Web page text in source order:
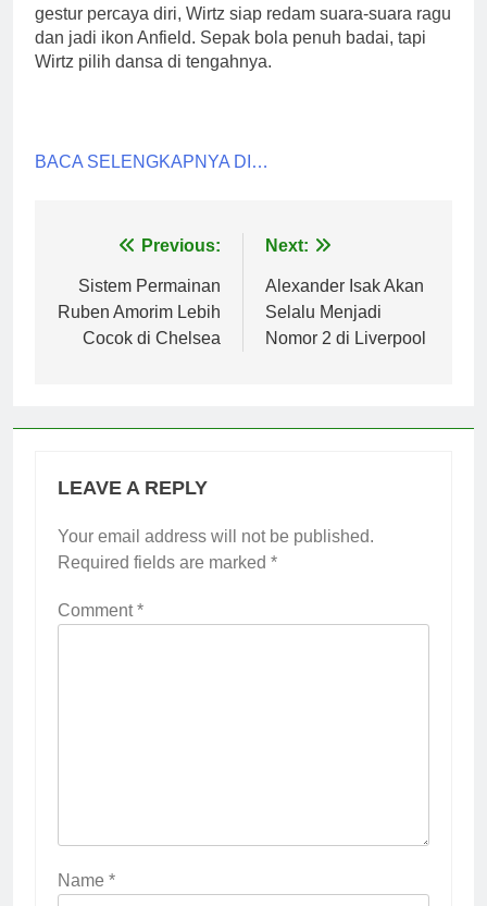
gestur percaya diri, Wirtz siap redam suara-suara ragu
dan jadi ikon Anfield. Sepak bola penuh badai, tapi
Wirtz pilih dansa di tengahnya.
BACA SELENGKAPNYA DI…
navigation
Previous:
Sistem Permainan
Ruben Amorim Lebih
Cocok di Chelsea
Next:
Alexander Isak Akan
Selalu Menjadi
Nomor 2 di Liverpool
LEAVE A REPLY
Your email address will not be published.
Required fields are marked *
Comment*
Name *